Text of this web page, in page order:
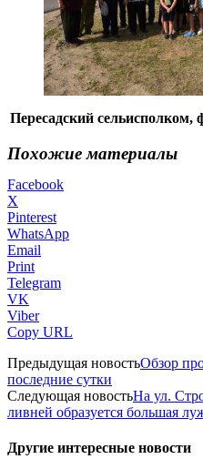
Пересадский
Похожие материалы
Facebook
X
Pinterest
WhatsApp
Email
Print
Telegram
VK
Viber
Copy URL
Предыдущая новостьОбзор
последние сутки
Следующая новостьНа ул.
ливней образуется большая
Другие интересные новости